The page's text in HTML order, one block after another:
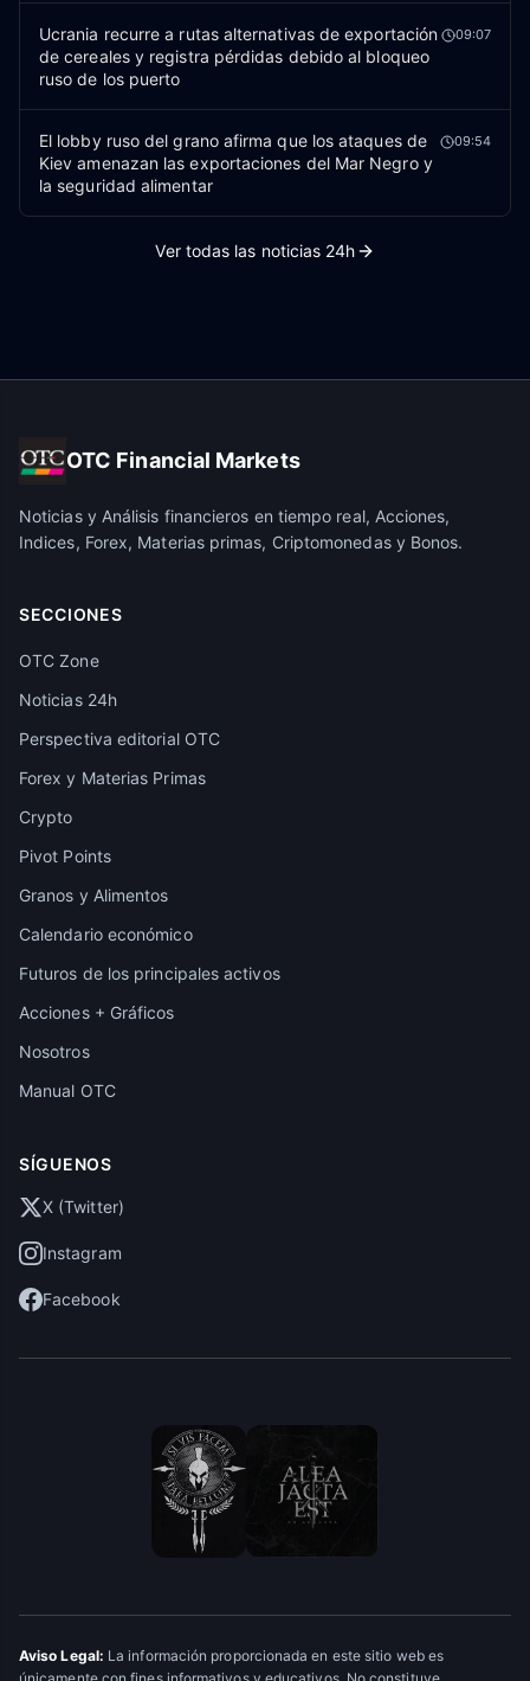
Ucrania recurre a rutas alternativas de exportación
de cereales y registra pérdidas debido al bloqueo
ruso de los puerto
09:07
El lobby ruso del grano afirma que los ataques de
Kiev amenazan las exportaciones del Mar Negro y
la seguridad alimentar
09:54
Ver todas las noticias 24h
OTC Financial Markets
Noticias y Análisis financieros en tiempo real, Acciones,
Indices, Forex, Materias primas, Criptomonedas y Bonos.
SECCIONES
OTC Zone
Noticias 24h
Perspectiva editorial OTC
Forex y Materias Primas
Crypto
Pivot Points
Granos y Alimentos
Calendario económico
Futuros de los principales activos
Acciones + Gráficos
Nosotros
Manual OTC
SÍGUENOS
X (Twitter)
Instagram
Facebook
Aviso Legal: La información proporcionada en este sitio web es